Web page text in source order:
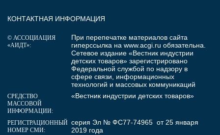
КОНТАКТНАЯ ИНФОРМАЦИЯ
© АССОЦИАЦИЯ
«АИДТ»:
При перепечатке материалов сайта
гиперссылка на www.acgi.ru обязательна.
Сетевое издание «Вестник индустрии
детских товаров» зарегистрировано
Федеральной службой по надзору в
сфере связи, информационных
технологий и массовых коммуникаций
СРЕДСТВО
МАССОВОЙ
ИНФОРМАЦИИ:
«Вестник индустрии детских товаров»
РЕГИСТРАЦИОННЫЙ
НОМЕР СМИ:
серия Эл № ФС77-74965 от 25 января
2019 года